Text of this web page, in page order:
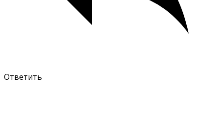
Ответить